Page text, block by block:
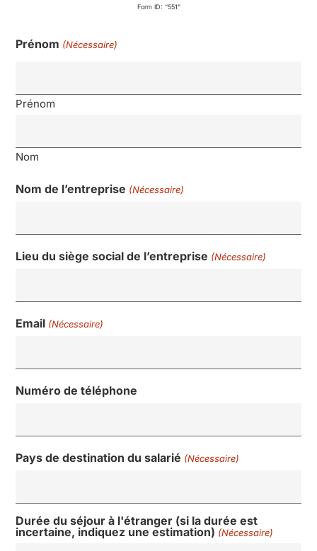
Form ID: “551”
Prénom (Nécessaire)
Prénom
Nom
Nom de l’entreprise (Nécessaire)
Lieu du siège social de l’entreprise (Nécessaire)
Email (Nécessaire)
Numéro de téléphone
Pays de destination du salarié (Nécessaire)
Durée du séjour à l'étranger (si la durée est
incertaine, indiquez une estimation) (Nécessaire)